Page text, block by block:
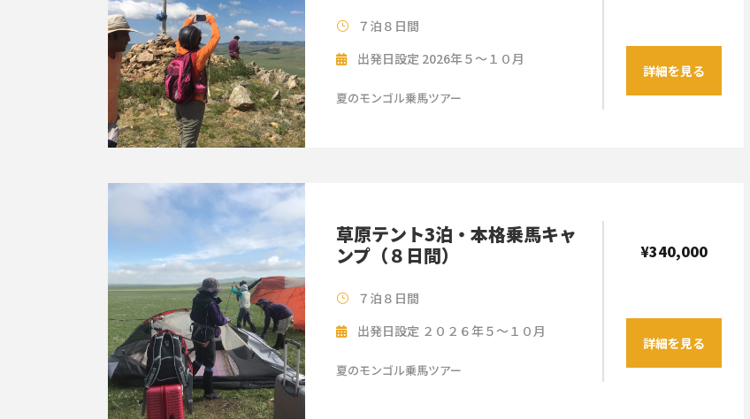
７泊８日間
出発日設定 2026年５～１０月
夏のモンゴル乗馬ツアー
詳細を見る
草原テント3泊・本格乗馬キャ
ンプ（８日間）
７泊８日間
出発日設定 ２０２６年５～１０月
夏のモンゴル乗馬ツアー
¥340,000
詳細を見る